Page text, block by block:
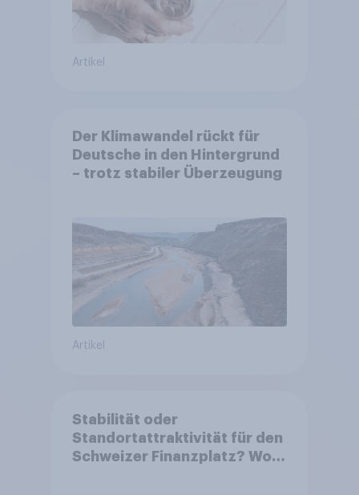
Artikel
Der Klimawandel rückt für
Deutsche in den Hintergrund
– trotz stabiler Überzeugung
Artikel
Stabilität oder
Standortattraktivität für den
Schweizer Finanzplatz? Wo